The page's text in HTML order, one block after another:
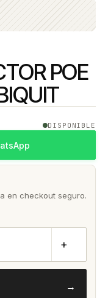
POE
DISPONIBLE
en checkout seguro.
+
→